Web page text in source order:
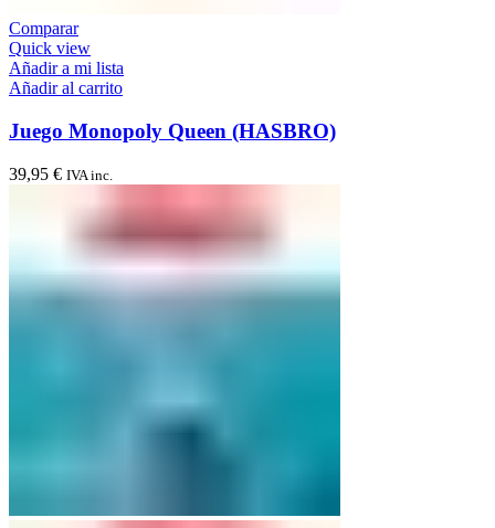
Comparar
Quick view
Añadir a mi lista
Añadir al carrito
Juego Monopoly Queen (HASBRO)
39,95 € IVA inc.